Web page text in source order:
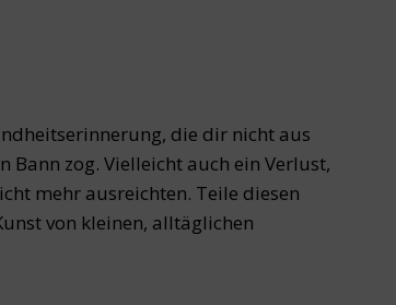
die dir nicht aus
Bann zog. Vielleicht auch ein Verlust,
mehr ausreichten. Teile diesen
von kleinen, alltäglichen